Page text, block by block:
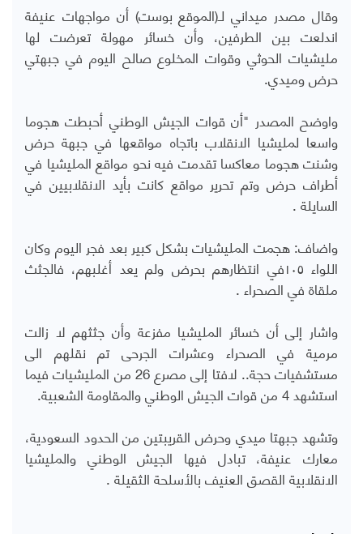
وقال مصدر ميداني لـ(الموقع بوست) أن مواجهات عنيفة
اندلعت بين الطرفين، وأن خسائر مهولة تعرضت لها
مليشيات الحوثي وقوات المخلوع صالح اليوم في جبهتي
حرض وميدي.
واوضح المصدر "أن قوات الجيش الوطني أحبطت هجوما
واسعا لمليشيا الانقلاب باتجاه مواقعها في جبهة حرض
وشنت هجوما معاكسا تقدمت فيه نحو مواقع المليشيا في
أطراف حرض وتم تحرير مواقع كانت بأيد الانقلابيين في
السايلة .
واضاف: هجمت المليشيات بشكل كبير بعد فجر اليوم وكان
اللواء ١٠٥في انتظارهم بحرض ولم يعد أغلبهم، فالجثث
ملقاة في الصحراء .
واشار إلى أن خسائر المليشيا مفزعة وأن جثثهم لا زالت
مرمية في الصحراء وعشرات الجرحى تم نقلهم الى
مستشفيات حجة.. لافتا إلى مصرع 26 من المليشيات فيما
استشهد 4 من قوات الجيش الوطني والمقاومة الشعبية.
وتشهد جبهتا ميدي وحرض القريبتين من الحدود السعودية،
معارك عنيفة، تبادل فيها الجيش الوطني والمليشيا
الانقلابية القصق العنيف بالأسلحة الثقيلة .